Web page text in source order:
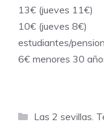
13€ (jueves 11€)
10€ (jueves 8€)
estudiantes/
6€ menores 30
Categorías
Las 2 sevillas.